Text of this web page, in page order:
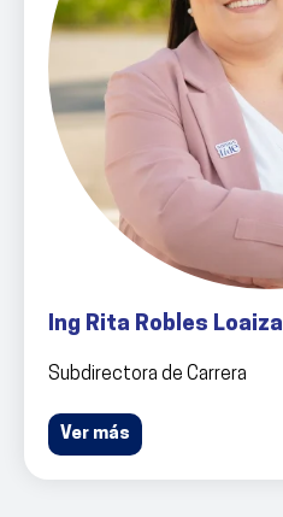
Ing Rita Robles Loaiza
Subdirectora de Carrera
Ver más